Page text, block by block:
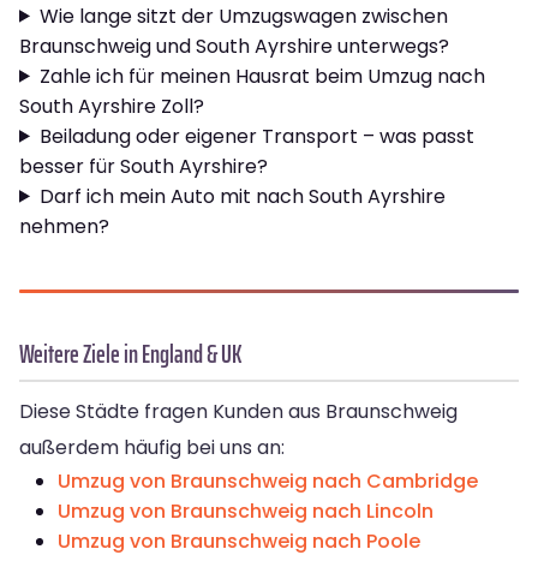
Wie lange sitzt der Umzugswagen zwischen
Braunschweig und South Ayrshire unterwegs?
Zahle ich für meinen Hausrat beim Umzug nach
South Ayrshire Zoll?
Beiladung oder eigener Transport – was passt
besser für South Ayrshire?
Darf ich mein Auto mit nach South Ayrshire
nehmen?
Weitere Ziele in England & UK
Diese Städte fragen Kunden aus Braunschweig
außerdem häufig bei uns an:
Umzug von Braunschweig nach Cambridge
Umzug von Braunschweig nach Lincoln
Umzug von Braunschweig nach Poole